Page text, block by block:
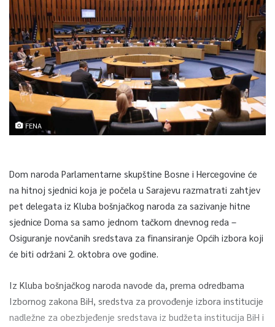
FENA
Dom naroda Parlamentarne skupštine Bosne i Hercegovine će
na hitnoj sjednici koja je počela u Sarajevu razmatrati zahtjev
pet delegata iz Kluba bošnjačkog naroda za sazivanje hitne
sjednice Doma sa samo jednom tačkom dnevnog reda –
Osiguranje novčanih sredstava za finansiranje Općih izbora koji
će biti održani 2. oktobra ove godine.
Iz Kluba bošnjačkog naroda navode da, prema odredbama
Izbornog zakona BiH, sredstva za provođenje izbora institucije
nadležne za obezbjeđenje sredstava iz budžeta institucija BiH i